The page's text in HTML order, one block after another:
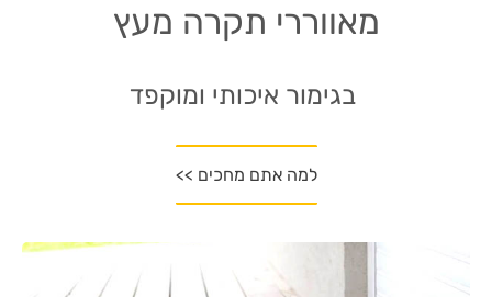
מאווררי תקרה מעץ
בגימור איכותי ומוקפד
למה אתם מחכים >>